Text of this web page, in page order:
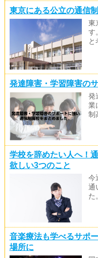
東京にある公立の通信
東
す
と
発達障害・学習障害の
発
業
制
学校を辞めたい人へ！
欲しい3つのこと
今
通
た
音楽療法も学べるサポ
場所に